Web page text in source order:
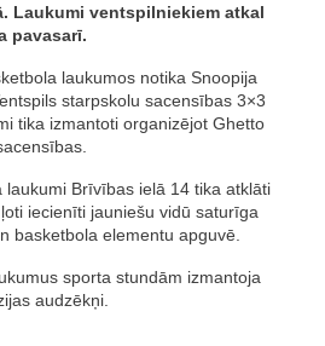
Laukumi ventspilniekiem atkal
pavasarī.
laukumos notika Snoopija
starpskolu sacensības 3×3
tika izmantoti organizējot Ghetto
laukumi Brīvības ielā 14 tika atklāti
iecienīti jauniešu vidū saturīga
basketbola elementu apguvē.
sporta stundām izmantoja
audzēkņi.